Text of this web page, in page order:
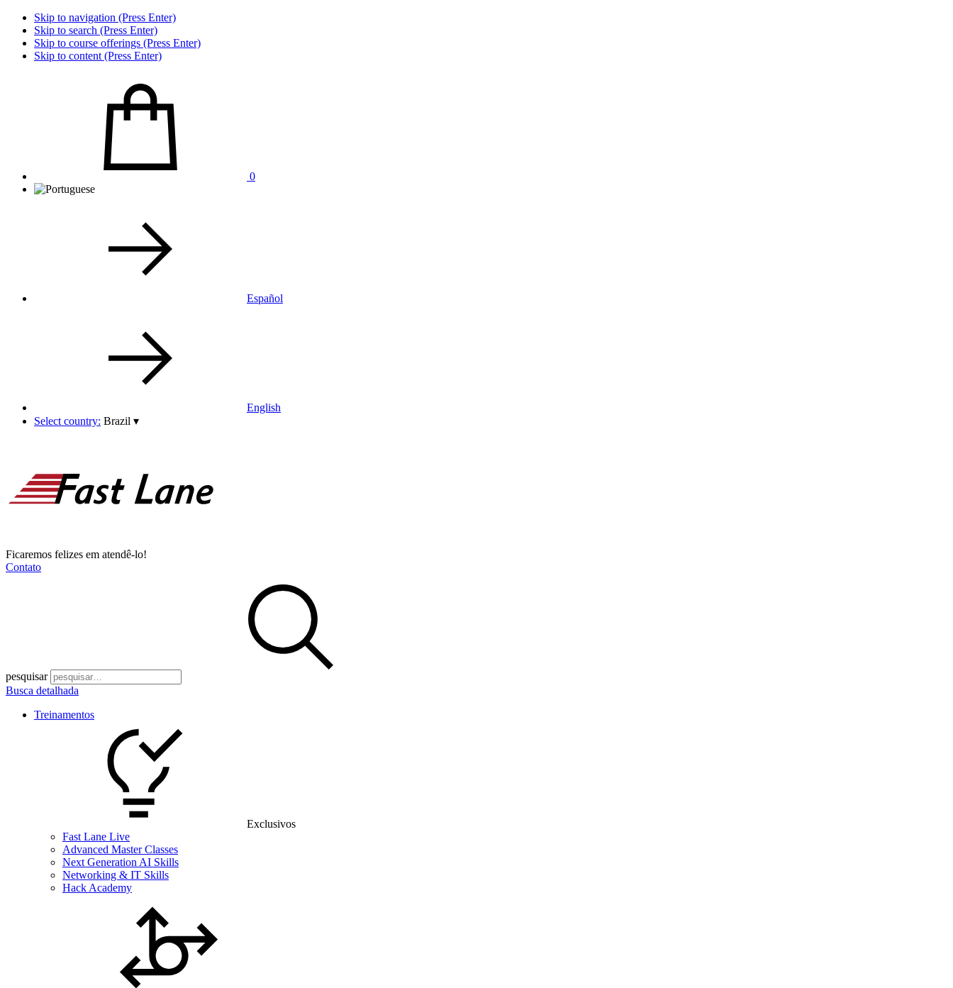
Skip to navigation (Press Enter)
Skip to search (Press Enter)
Skip to course offerings (Press Enter)
Skip to content (Press Enter)
0
Español
English
Select country: Brazil ▾
Ficaremos felizes em atendê-lo!
Contato
pesquisar
Busca detalhada
Treinamentos
Exclusivos
Fast Lane Live
Advanced Master Classes
Next Generation AI Skills
Networking & IT Skills
Hack Academy